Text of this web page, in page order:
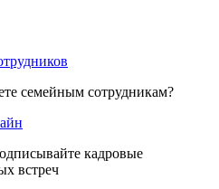
семейным сотрудникам?
кадровые
встреч